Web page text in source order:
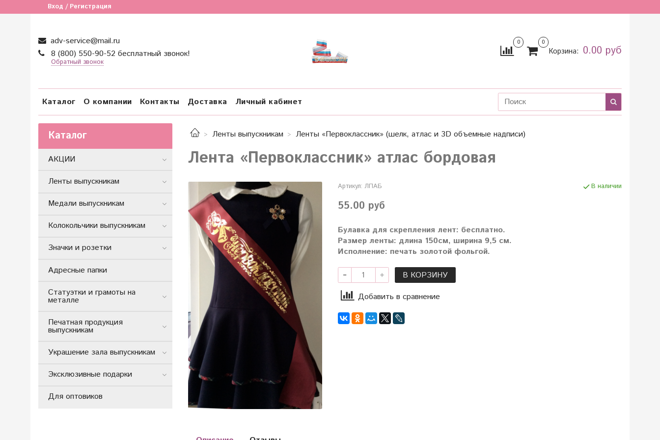
Вход / Регистрация
adv-service@mail.ru
8 (800) 550-90-52 бесплатный звонок!
Обратный звонок
0 0
Корзина: 0.00 руб
Каталог О компании Контакты Доставка Личный кабинет
Ленты выпускникам Ленты «Первоклассник» (шелк, атлас и 3D объемные надписи)
Лента «Первоклассник» атлас бордовая
Артикул: ЛПАБ В наличии
55.00 руб
Булавка для скрепления лент: бесплатно.
Размер ленты: длина 150см, ширина 9,5 см.
Исполнение: печать золотой фольгой.
В КОРЗИНУ
Добавить в сравнение
Каталог
АКЦИИ
Ленты выпускникам
Медали выпускникам
Колокольчики выпускникам
Значки и розетки
Адресные папки
Статуэтки и грамоты на
металле
Печатная продукция
выпускникам
Украшение зала выпускникам
Эксклюзивные подарки
Для оптовиков